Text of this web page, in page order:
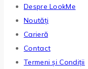
Despre LookMe
Noutăți
Carieră
Contact
Termeni și Condiții